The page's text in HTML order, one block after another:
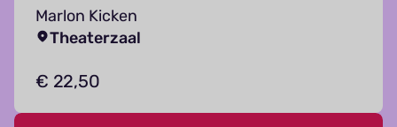
Marlon Kicken
Theaterzaal
€ 22,50